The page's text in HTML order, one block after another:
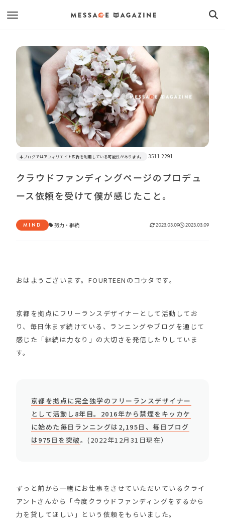
本ブログではアフィリエイト広告を利用している可能性があります。 3511 2291
クラウドファンディングページのプロデュ
ース依頼を受けて僕が感じたこと。
MIND 努力・ 継続 2023.03.09 2023.03.09
おはようございます。FOURTEENのコウタです。
京都を拠点にフリーランスデザイナーとして活動してお
り、毎日休まず続けている、ランニングやブログを通じて
感じた「継続は力なり」の大切さを発信したりしていま
す。
京都を拠点に完全独学のフリーランスデザイナー
として活動し8年目。2016年から禁煙をキッカケ
に始めた毎日ランニングは2,195日、毎日ブログ
は975日を突破。(2022年12月31日現在）
ずっと前から一緒にお仕事をさせていただいているクライ
アントさんから「今度クラウドファンディングをするから
力を貸してほしい」という依頼をもらいました。